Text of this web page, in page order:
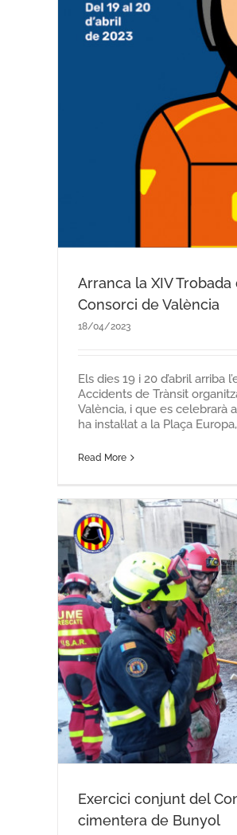
Arranca la XIV
Consorci de València
18/04/2023
Els dies 19 i 20 d’abril arriba
Accidents de Trànsit
València, i que es celebrarà
ha instal·lat a la Plaça
Read More
Es disparen els
1.227
El Consorci
Exercici conjunt del
cimentera de Bunyol